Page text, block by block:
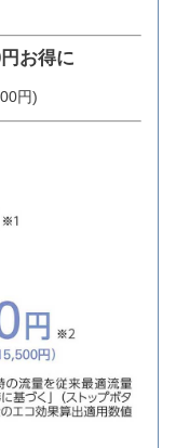
お得に
円)